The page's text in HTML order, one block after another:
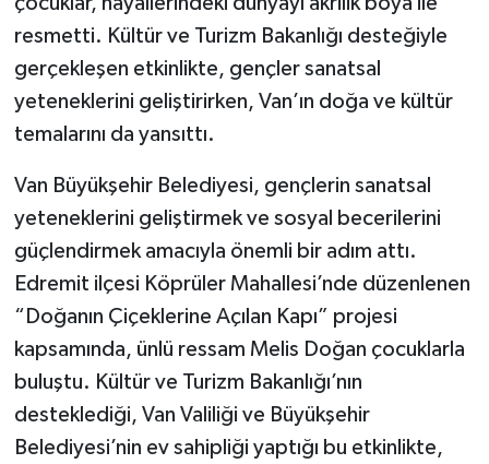
resmetti. Kültür ve Turizm Bakanlığı desteğiyle
gerçekleşen etkinlikte, gençler sanatsal
yeteneklerini geliştirirken, Van’ın doğa ve kültür
temalarını da yansıttı.
Van Büyükşehir Belediyesi, gençlerin sanatsal
yeteneklerini geliştirmek ve sosyal becerilerini
güçlendirmek amacıyla önemli bir adım attı.
Edremit ilçesi Köprüler Mahallesi’nde düzenlenen
“Doğanın Çiçeklerine Açılan Kapı” projesi
kapsamında, ünlü ressam Melis Doğan çocuklarla
buluştu. Kültür ve Turizm Bakanlığı’nın
desteklediği, Van Valiliği ve Büyükşehir
Belediyesi’nin ev sahipliği yaptığı bu etkinlikte,